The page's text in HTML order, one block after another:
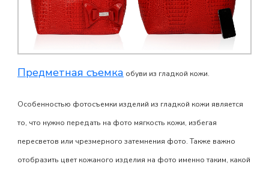
Предметная съемка обуви из гладкой кожи.
Особенностью фотосъемки изделий из гладкой кожи является
то, что нужно передать на фото мягкость кожи, избегая
пересветов или чрезмерного затемнения фото. Также важно
отобразить цвет кожаного изделия на фото именно таким, какой